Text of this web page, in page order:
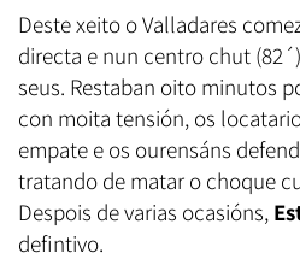
Deste xeito o Valladares
directa e nun centro chut (82´)
seus. Restaban oito minutos
con moita tensión, os
empate e os ourensáns
tratando de matar o choque
Despois de varias ocasións,
defintivo.